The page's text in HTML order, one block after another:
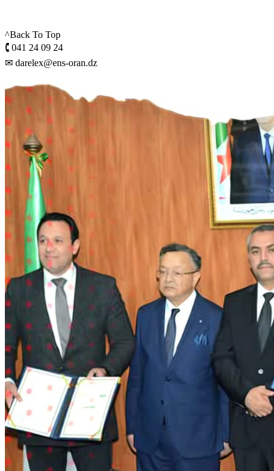
^Back To Top
🕻 041 24 09 24
✉ darelex@ens-oran.dz